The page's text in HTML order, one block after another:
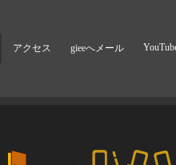
アクセス gieeへメール